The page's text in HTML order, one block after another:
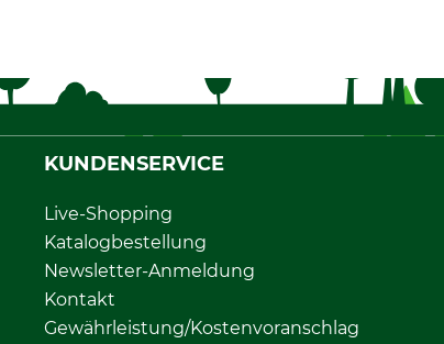
KUNDENSERVICE
Live-Shopping
Katalogbestellung
Newsletter-Anmeldung
Kontakt
Gewährleistung/Kostenvoranschlag